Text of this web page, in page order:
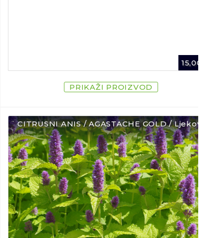
15,00
PRIKAŽI PROIZVOD
¨ CITRUSNI ANIS / AGASTACHE GOLD / Ljekovito
¨